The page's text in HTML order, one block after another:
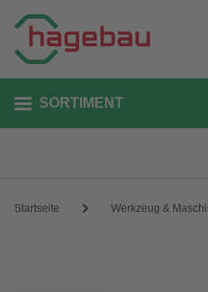
SORTIMENT
Startseite Werkzeug &